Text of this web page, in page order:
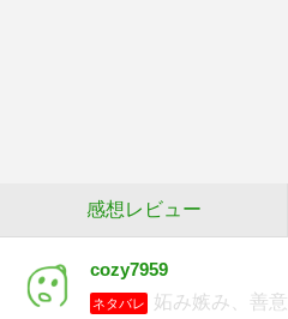
感想レビュー
cozy7959
ネタバレ
妬み嫉み、善